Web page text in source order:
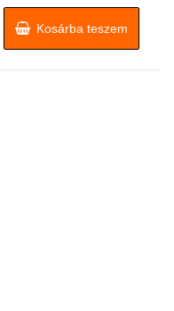
Kosárba teszem